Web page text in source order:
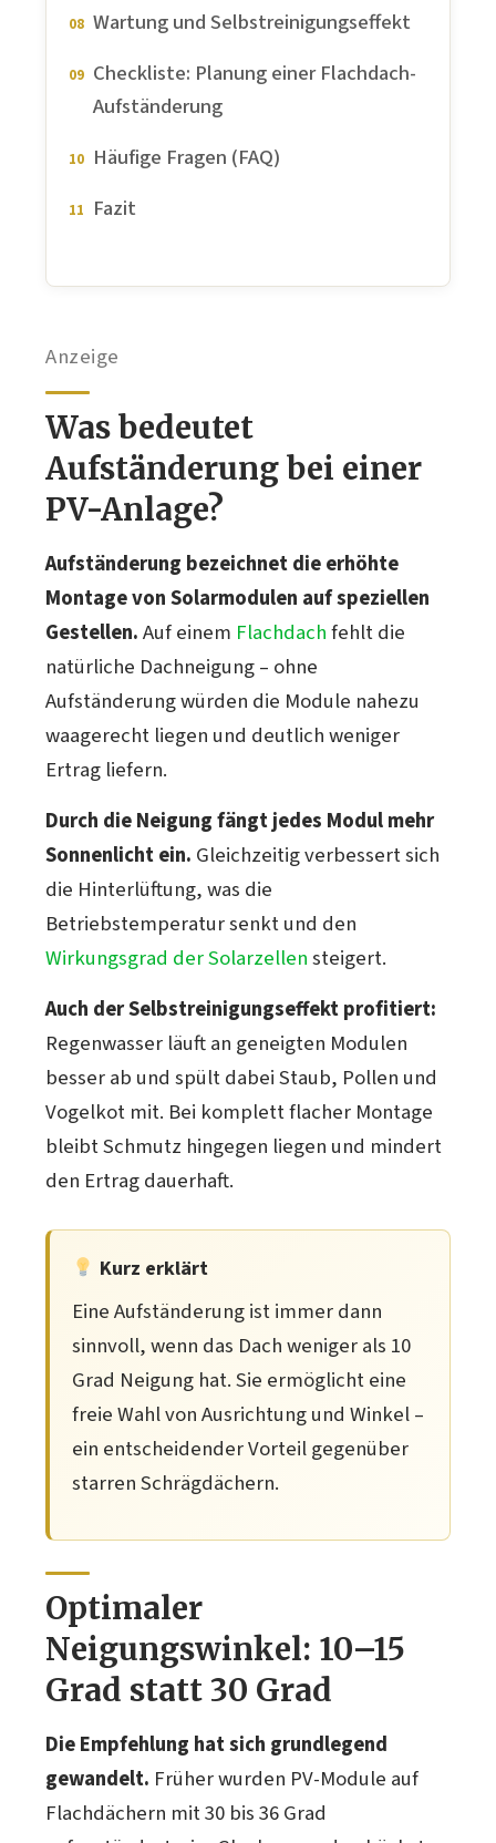
Wartung und Selbstreinigungseffekt
Checkliste: Planung einer Flachdach-
Aufständerung
Häufige Fragen (FAQ)
Fazit
Anzeige
Was bedeutet
Aufständerung bei einer
PV-Anlage?
Aufständerung bezeichnet die erhöhte
Montage von Solarmodulen auf speziellen
Gestellen.Auf einem Flachdachfehlt die
natürliche Dachneigung – ohne
Aufständerung würden die Module nahezu
waagerecht liegen und deutlich weniger
Ertrag liefern.
Durch die Neigung fängt jedes Modul mehr
Sonnenlicht ein. Gleichzeitig verbessert sich
die Hinterlüftung, was die
Betriebstemperatur senkt und den
Wirkungsgrad der Solarzellensteigert.
Auch der Selbstreinigungseffekt profitiert:
Regenwasser läuft an geneigten Modulen
besser ab und spült dabei Staub, Pollen und
Vogelkot mit. Bei komplett flacher Montage
bleibt Schmutz hingegen liegen und mindert
den Ertrag dauerhaft.
Kurz erklärt
Eine Aufständerung ist immer dann
sinnvoll, wenn das Dach weniger als 10
Grad Neigung hat. Sie ermöglicht eine
freie Wahl von Ausrichtung und Winkel –
ein entscheidender Vorteil gegenüber
starren Schrägdächern.
Optimaler
Neigungswinkel: 10–15
Grad statt 30 Grad
Die Empfehlung hat sich grundlegend
gewandelt. Früher wurden PV-Module auf
Flachdächern mit 30 bis 36 Grad